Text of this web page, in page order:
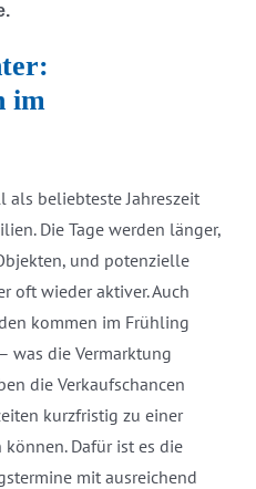
im
beliebteste Jahreszeit
Die Tage werden länger,
und potenzielle
oft wieder aktiver. Auch
kommen im Frühling
was die Vermarktung
die Verkaufschancen
kurzfristig zu einer
Dafür ist es die
mit ausreichend